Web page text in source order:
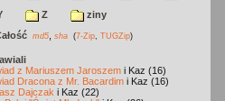
Z
ziny
md5 sha (7-Zip TUGZip)
z Mariuszem Jaroszem i Kaz (16)
Dracona z Mr. Bacardim i Kaz (16)
Dajczak i Kaz (22)